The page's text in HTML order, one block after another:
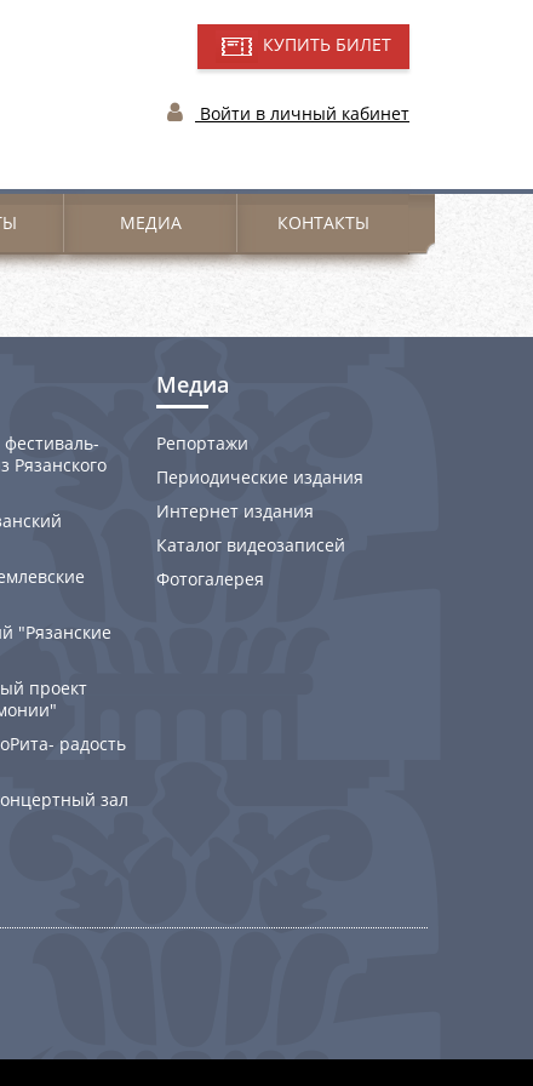
КУПИТЬ БИЛЕТ
Войти в личный кабинет
МЕДИА
КОНТАКТЫ
Рязанского
"Рязанские
проект
радость
зал
Медиа
Репортажи
Периодические издания
Интернет издания
Каталог видеозаписей
Фотогалерея